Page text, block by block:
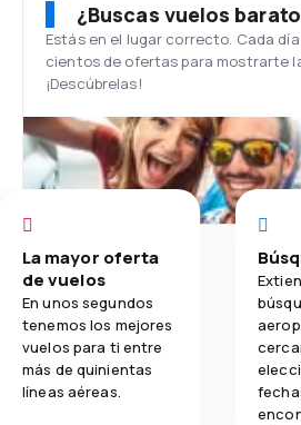
¿Buscas vuelos
Estás en el lugar correcto. Cada
cientos de ofertas para mostrarte
¡Descúbrelas!
La mayor oferta
de vuelos
En unos segundos
tenemos los mejores
vuelos para ti entre
más de quinientas
líneas aéreas.